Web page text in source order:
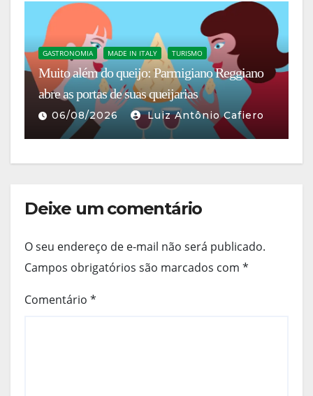
GASTRONOMIA MADE IN ITALY TURISMO
Muito além do queijo: Parmigiano Reggiano
abre as portas de suas queijarias
06/08/2026 Luiz Antônio Cafiero
Deixe um comentário
O seu endereço de e-mail não será publicado.
Campos obrigatórios são marcados com *
Comentário *